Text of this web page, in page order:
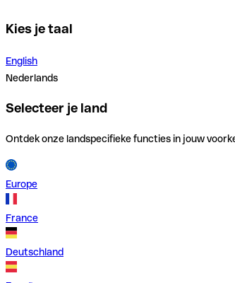
Kies je taal
English
Nederlands
Selecteer je land
Ontdek onze landspecifieke functies in jouw
Europe
France
Deutschland